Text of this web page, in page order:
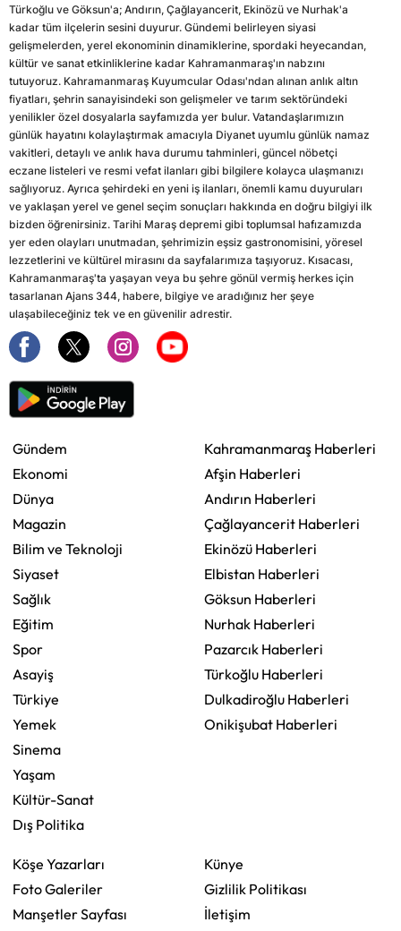
Türkoğlu ve Göksun'a; Andırın, Çağlayancerit, Ekinözü ve Nurhak'a
kadar tüm ilçelerin sesini duyurur. Gündemi belirleyen siyasi
gelişmelerden, yerel ekonominin dinamiklerine, spordaki heyecandan,
kültür ve sanat etkinliklerine kadar Kahramanmaraş'ın nabzını
tutuyoruz. Kahramanmaraş Kuyumcular Odası'ndan alınan anlık altın
fiyatları, şehrin sanayisindeki son gelişmeler ve tarım sektöründeki
yenilikler özel dosyalarla sayfamızda yer bulur. Vatandaşlarımızın
günlük hayatını kolaylaştırmak amacıyla Diyanet uyumlu günlük namaz
vakitleri, detaylı ve anlık hava durumu tahminleri, güncel nöbetçi
eczane listeleri ve resmi vefat ilanları gibi bilgilere kolayca ulaşmanızı
sağlıyoruz. Ayrıca şehirdeki en yeni iş ilanları, önemli kamu duyuruları
ve yaklaşan yerel ve genel seçim sonuçları hakkında en doğru bilgiyi ilk
bizden öğrenirsiniz. Tarihi Maraş depremi gibi toplumsal hafızamızda
yer eden olayları unutmadan, şehrimizin eşsiz gastronomisini, yöresel
lezzetlerini ve kültürel mirasını da sayfalarımıza taşıyoruz. Kısacası,
Kahramanmaraş'ta yaşayan veya bu şehre gönül vermiş herkes için
tasarlanan Ajans 344, habere, bilgiye ve aradığınız her şeye
ulaşabileceğiniz tek ve en güvenilir adrestir.
Gündem
Ekonomi
Dünya
Magazin
Bilim ve Teknoloji
Siyaset
Sağlık
Eğitim
Spor
Asayiş
Türkiye
Yemek
Sinema
Yaşam
Kültür-Sanat
Dış Politika
Kahramanmaraş Haberleri
Afşin Haberleri
Andırın Haberleri
Çağlayancerit Haberleri
Ekinözü Haberleri
Elbistan Haberleri
Göksun Haberleri
Nurhak Haberleri
Pazarcık Haberleri
Türkoğlu Haberleri
Dulkadiroğlu Haberleri
Onikişubat Haberleri
Köşe Yazarları
Foto Galeriler
Manşetler Sayfası
Künye
Gizlilik Politikası
İletişim